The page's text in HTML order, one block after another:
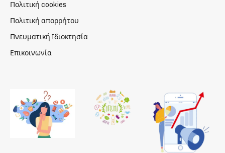
Πολιτική cookies
Πολιτική απορρήτου
Πνευματική Ιδιοκτησία
Επικοινωνία